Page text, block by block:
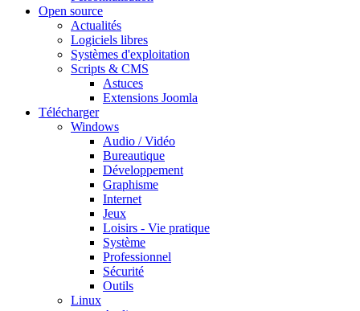
Open source
Actualités
Logiciels libres
Systèmes d'exploitation
Scripts & CMS
Astuces
Extensions Joomla
Télécharger
Windows
Audio / Vidéo
Bureautique
Développement
Graphisme
Internet
Jeux
Loisirs - Vie pratique
Système
Professionnel
Sécurité
Outils
Linux